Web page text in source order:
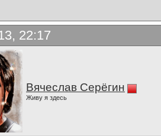
22:17
Вячеслав Серёгин
Живу я здесь